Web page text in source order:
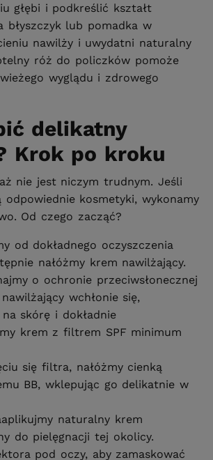
głębi i podkreślić kształt
błyszczyk lub pomadka w
nawilży i uwydatni naturalny
róż do policzków pomoże
wyglądu i zdrowego
delikatny
Krok po kroku
nie jest niczym trudnym. Jeśli
odpowiednie kosmetyki, wykonamy
Od czego zacząć?
od dokładnego oczyszczenia
nałóżmy krem nawilżający.
o ochronie przeciwsłonecznej
wchłonie się,
skórę i dokładnie
krem z filtrem SPF minimum
się filtra, nałóżmy cienką
BB, wklepując go delikatnie w
naturalny krem
do pielęgnacji tej okolicy.
pod oczy, aby zamaskować